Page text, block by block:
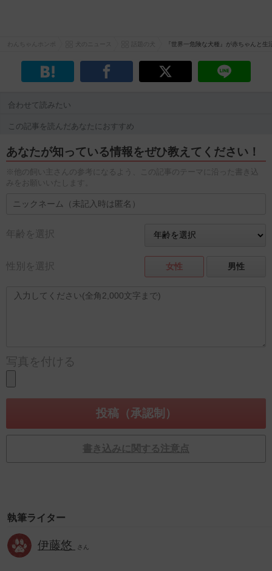
『世界一危険な犬種』が赤ちゃんと
合わせて読みたい
この記事を読んだあなたにおすすめ
あなたが知っている情報をぜひ教えてください！
※他の飼い主さんの参考になるよう、この記事のテーマに沿った書き込
みをお願いいたします。
年齢を選択
性別を選択 女性 男性
写真を付ける
書き込みに関する注意点
執筆ライター
伊藤悠 さん